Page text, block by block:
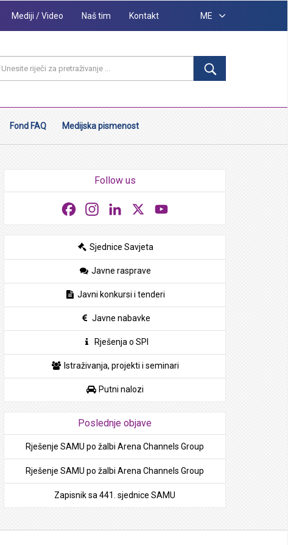
Mediji / Video Naš tim Kontakt ME
Fond FAQ Medijska pismenost
Follow us
FacebookInstagramLinkedIn
Sjednice Savjeta
Javne rasprave
Javni konkursi i tenderi
Javne nabavke
Rješenja o SPI
Istraživanja, projekti i seminari
Putni nalozi
Poslednje objave
Rješenje SAMU po žalbi Arena Channels Group
Rješenje SAMU po žalbi Arena Channels Group
Zapisnik sa 441. sjednice SAMU